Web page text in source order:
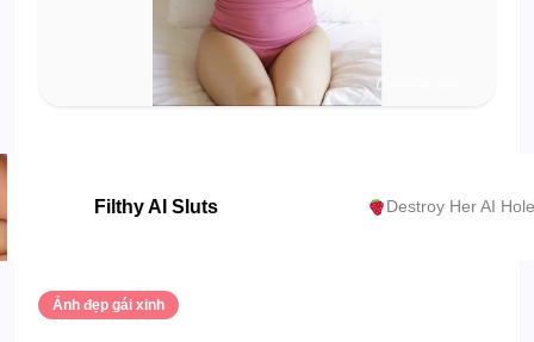
Filthy AI Sluts Destroy Her AI
Ảnh đẹp gái xinh